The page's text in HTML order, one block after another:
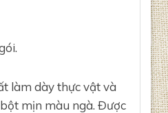
làm dày thực vật và
mịn màu ngà. Được